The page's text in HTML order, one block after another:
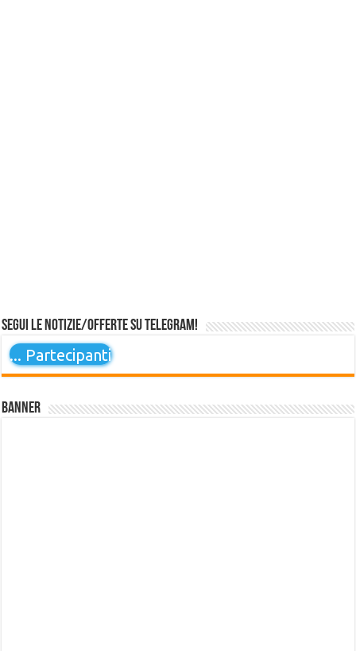
Segui le notizie/offerte su Telegram!
... Partecipanti
Banner